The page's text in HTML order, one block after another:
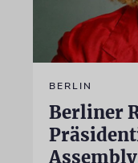
BERLIN
Berliner
Assembly